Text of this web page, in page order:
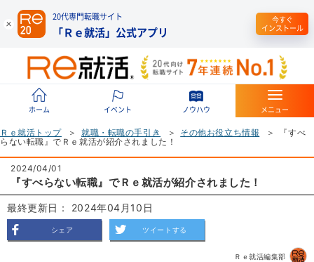
20代専門転職サイト
「Ｒｅ就活」公式アプリ
今すぐ
インストール
ホーム イベント ノウハウ メニュー
Ｒｅ就活トップ 就職・転職の手引き その他お役立ち情報
『すべ
らない転職』でＲｅ就活が紹介されました！
2024/04/01
『すべらない転職』でＲｅ就活が紹介されました！
最終更新日： 2024年04月10日
シェア ツイートする
Ｒｅ就活編集部